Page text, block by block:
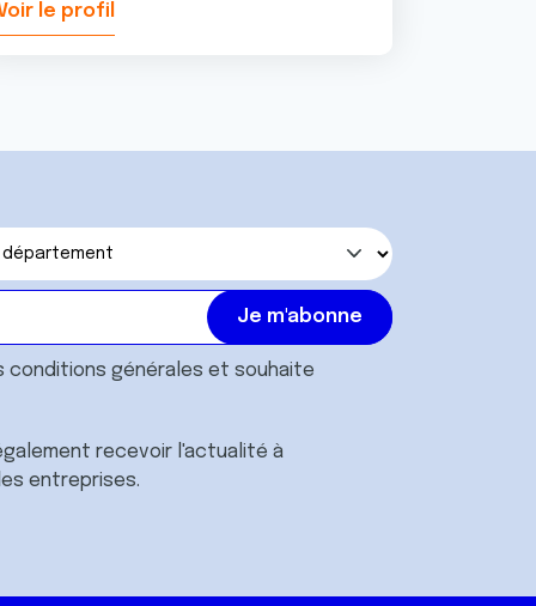
le profil
conditions générales et souhaite
recevoir l'actualité à
entreprises.